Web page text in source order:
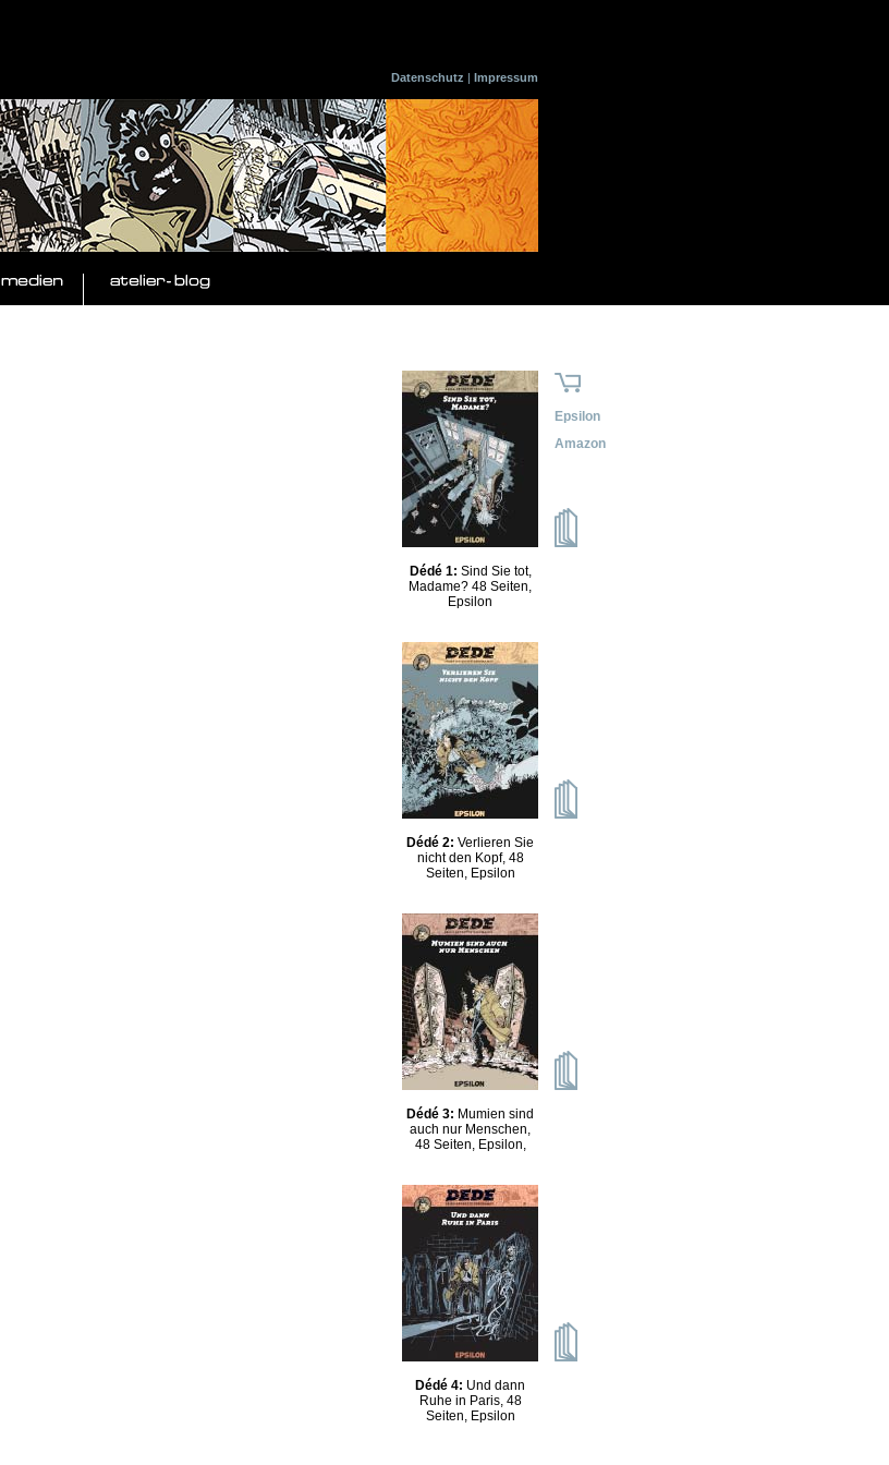
Datenschutz | Impressum
Dédé 1: Sind Sie tot,
Madame? 48 Seiten,
Epsilon
Epsilon
Amazon
Dédé 2: Verlieren Sie
nicht den Kopf, 48
Seiten, Epsilon
Dédé 3: Mumien sind
auch nur Menschen,
48 Seiten, Epsilon,
Dédé 4: Und dann
Ruhe in Paris, 48
Seiten, Epsilon